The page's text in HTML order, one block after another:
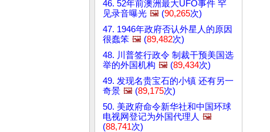
46. 52年前澳洲最大UFO事件 罕
见录音曝光 🖼️ (90,265次)
47. 1946年政府否认外星人的原因
很蠢笨 🖼️ (89,482次)
48. 川普签行政令 制裁干预美国选
举的外国机构 🖼️ (89,434次)
49. 发现名贵宝石的小镇 还有另一
奇景 🖼️ (89,175次)
50. 美政府命令新华社和中国环球
电视网登记为外国代理人 🖼️
(88,741次)